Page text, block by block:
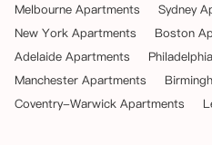
Melbourne Apartments
Sydney
New York Apartments
Boston
Adelaide Apartments
Manchester Apartments
Coventry-Warwick Apartments